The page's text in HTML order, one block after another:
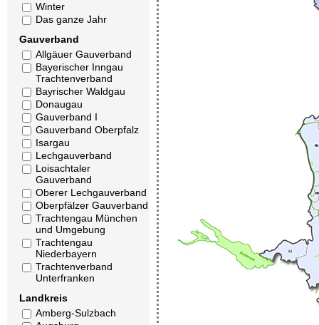
Winter
Das ganze Jahr
Gauverband
Allgäuer Gauverband
Bayerischer Inngau
Trachtenverband
Bayrischer Waldgau
Donaugau
Gauverband I
Gauverband Oberpfalz
Isargau
Lechgauverband
Loisachtaler
Gauverband
Oberer Lechgauverband
Oberpfälzer Gauverband
Trachtengau München
und Umgebung
Trachtengau
Niederbayern
Trachtenverband
Unterfranken
Landkreis
Amberg-Sulzbach